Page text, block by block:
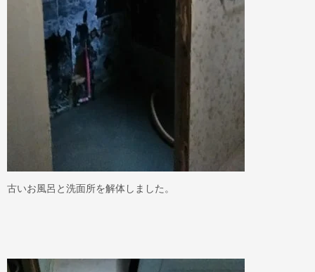
古いお風呂と洗面所を解体しました。